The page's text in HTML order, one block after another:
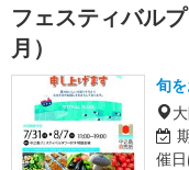
フェスティバル
月）
旬
催